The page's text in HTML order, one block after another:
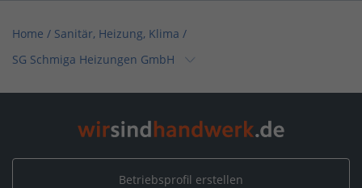
Home / Sanitär, Heizung, Klima /
SG Schmiga Heizungen GmbH
Home / Eriskirch / SG Schmiga Heizungen GmbH
Betriebsprofil erstellen